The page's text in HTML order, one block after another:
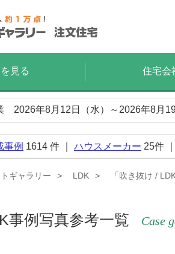
見る 住宅会
2026年8月12日（水）～2026年8月
事例 1614 件 ｜ ハウスメーカー 25件
ギャラリー LDK 「吹き抜け /
事例写真参考一覧 Case